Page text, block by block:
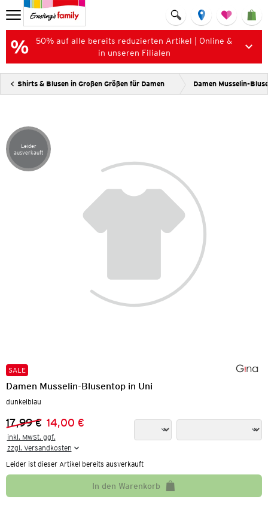
50% auf alle bereits reduzierten Artikel | Online &
in unseren Filialen
Shirts & Blusen in Großen Größen für Damen Damen Musselin-
Artikel leider ausverkauft
Leider
ausverkauft
SALE
Damen Musselin-Blusentop in Uni
dunkelblau
Vorheriger Preis:
17,99 €
Neuer Preis:
14,00 €
inkl. MwSt. ggf.
zzgl. Versandkosten
Leider ist dieser Artikel bereits ausverkauft
In den Warenkorb